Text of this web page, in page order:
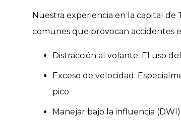
Nuestra experiencia en la capital de
comunes que provocan accidentes
Distracción al volante: El uso
Exceso de velocidad:
pico
Manejar bajo la influencia